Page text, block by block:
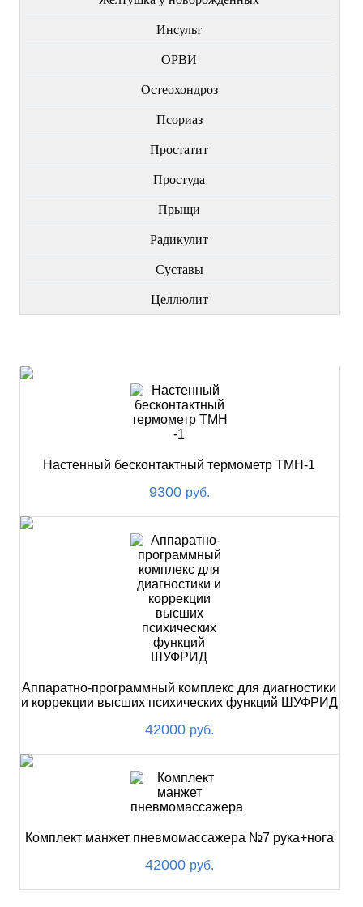
Инсульт
ОРВИ
Остеохондроз
Пcориаз
Простатит
Простуда
Прыщи
Радикулит
Суставы
Целлюлит
Настенный бесконтактный термометр ТМН-1
9300 руб.
Аппаратно-программный комплекс для диагностики
и коррекции высших психических функций ШУФРИД
42000 руб.
Комплект манжет пневмомассажера №7 рука+нога
42000 руб.